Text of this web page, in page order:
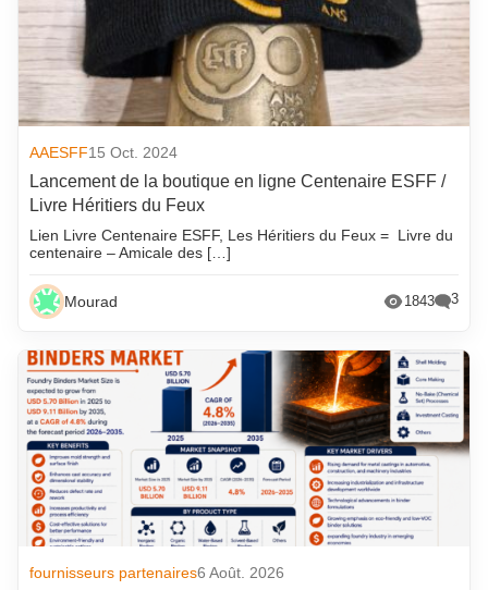
AAESFF15 Oct. 2024
Lancement de la boutique en ligne Centenaire ESFF /
Livre Héritiers du Feux
Lien Livre Centenaire ESFF, Les Héritiers du Feux = Livre du
centenaire – Amicale des […]
Mourad 1843 3
fournisseurs partenaires6 Août. 2026